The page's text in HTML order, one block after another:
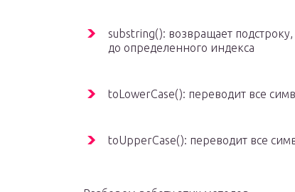
substring(): возвращает
до определенного индекса
toLowerCase(): переводит все
toUpperCase(): переводит все